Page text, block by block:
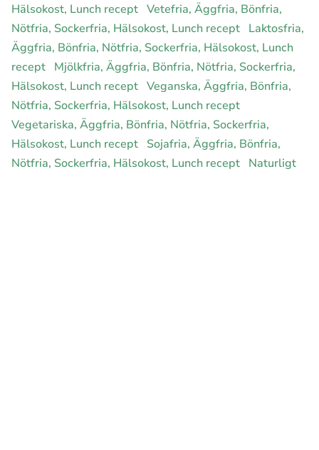
Hälsokost, Lunch recept Vetefria, Äggfria, Bönfria,
Nötfria, Sockerfria, Hälsokost, Lunch recept Laktosfria,
Äggfria, Bönfria, Nötfria, Sockerfria, Hälsokost, Lunch
recept Mjölkfria, Äggfria, Bönfria, Nötfria, Sockerfria,
Hälsokost, Lunch recept Veganska, Äggfria, Bönfria,
Nötfria, Sockerfria, Hälsokost, Lunch recept
Vegetariska, Äggfria, Bönfria, Nötfria, Sockerfria,
Hälsokost, Lunch recept Sojafria, Äggfria, Bönfria,
Nötfria, Sockerfria, Hälsokost, Lunch recept Naturligt